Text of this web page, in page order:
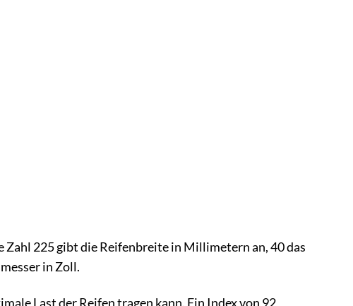
Zahl 225 gibt die Reifenbreite in Millimetern an, 40 das
in Zoll.
Last der Reifen tragen kann. Ein Index von 92